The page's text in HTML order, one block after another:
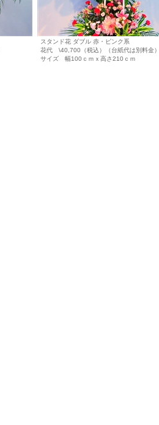
スタンド花 ダブル 赤・ピンク系
花代 \40,700（税込）（台紙代は別料金）
サイズ 幅100ｃｍｘ高さ210ｃｍ